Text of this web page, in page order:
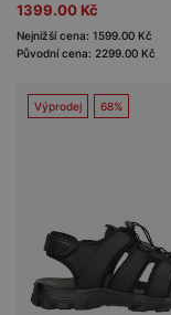
1399.00 Kč
Nejnižší cena: 1599.00 Kč
Původní cena: 2299.00 Kč
Výprodej 68%